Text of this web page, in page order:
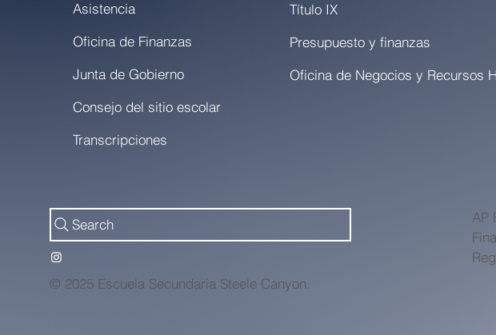
Asistencia
Oficina de Finanzas
Junta de Gobierno
Consejo del sitio escolar
Transcripciones
Título IX
Presupuesto y finanzas
Search
© 2025 Escuela Secundaria Steele Canyon.
AP